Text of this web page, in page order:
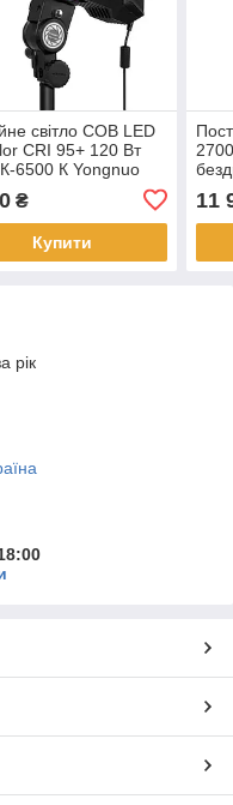
світло COB LED
CRI 95+ 120 Вт
6500 К Yongnuo
₴
Купити
11
рік